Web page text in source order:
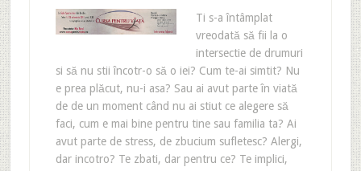
Ti s-a întâmplat
vreodată să fii la o
intersectie de drumuri
si să nu stii încotr-o să o iei? Cum te-ai simtit? Nu
e prea plăcut, nu-i asa? Sau ai avut parte în viată
de de un moment când nu ai stiut ce alegere să
faci, cum e mai bine pentru tine sau familia ta? Ai
avut parte de stress, de zbucium sufletesc? Alergi,
dar incotro? Te zbati, dar pentru ce? Te implici,